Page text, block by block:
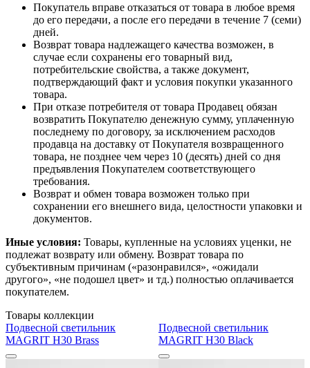
Покупатель вправе отказаться от товара в любое время
до его передачи, а после его передачи в течение 7 (семи)
дней.
Возврат товара надлежащего качества возможен, в
случае если сохранены его товарный вид,
потребительские свойства, а также документ,
подтверждающий факт и условия покупки указанного
товара.
При отказе потребителя от товара Продавец обязан
возвратить Покупателю денежную сумму, уплаченную
последнему по договору, за исключением расходов
продавца на доставку от Покупателя возвращенного
товара, не позднее чем через 10 (десять) дней со дня
предъявления Покупателем соответствующего
требования.
Возврат и обмен товара возможен только при
сохранении его внешнего вида, целостности упаковки и
документов.
Иные условия: Товары, купленные на условиях уценки, не
подлежат возврату или обмену. Возврат товара по
субъективным причинам («разонравился», «ожидали
другого», «не подошел цвет» и тд.) полностью оплачивается
покупателем.
Товары коллекции
Подвесной светильник
MAGRIT H30 Brass
Подвесной светильник
MAGRIT H30 Black